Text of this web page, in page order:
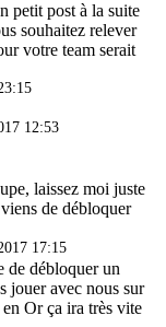
petit post à la suite
souhaitez relever
votre team serait
12:53
laissez moi juste
de débloquer
17:15
de débloquer un
jouer avec nous sur
Or ça ira très vite